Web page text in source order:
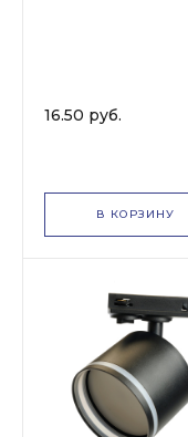
16.50 руб.
В КОРЗИНУ